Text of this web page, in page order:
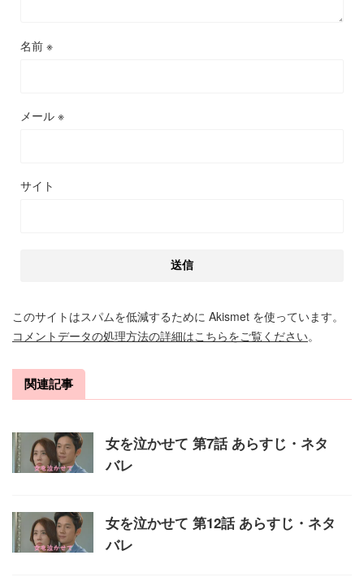
名前 ※
メール ※
サイト
このサイトはスパムを低減するために Akismet を使っています。
コメントデータの処理方法の詳細はこちらをご覧ください。
関連記事
女を泣かせて 第7話 あらすじ・ネタ
バレ
女を泣かせて 第12話 あらすじ・ネタ
バレ